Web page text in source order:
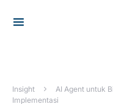
Insight
AI Agent untuk
Implementasi